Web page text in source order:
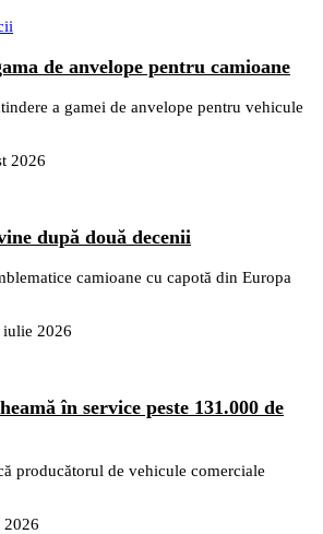
de anvelope pentru camioane
a gamei de anvelope pentru vehicule
2026
după două decenii
camioane cu capotă din Europa
iulie 2026
în service peste 131.000 de
producătorul de vehicule comerciale
2026